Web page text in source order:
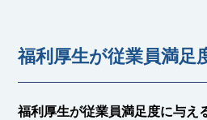
福利厚生が従業員満足
福利厚生が従業員満足度に与え